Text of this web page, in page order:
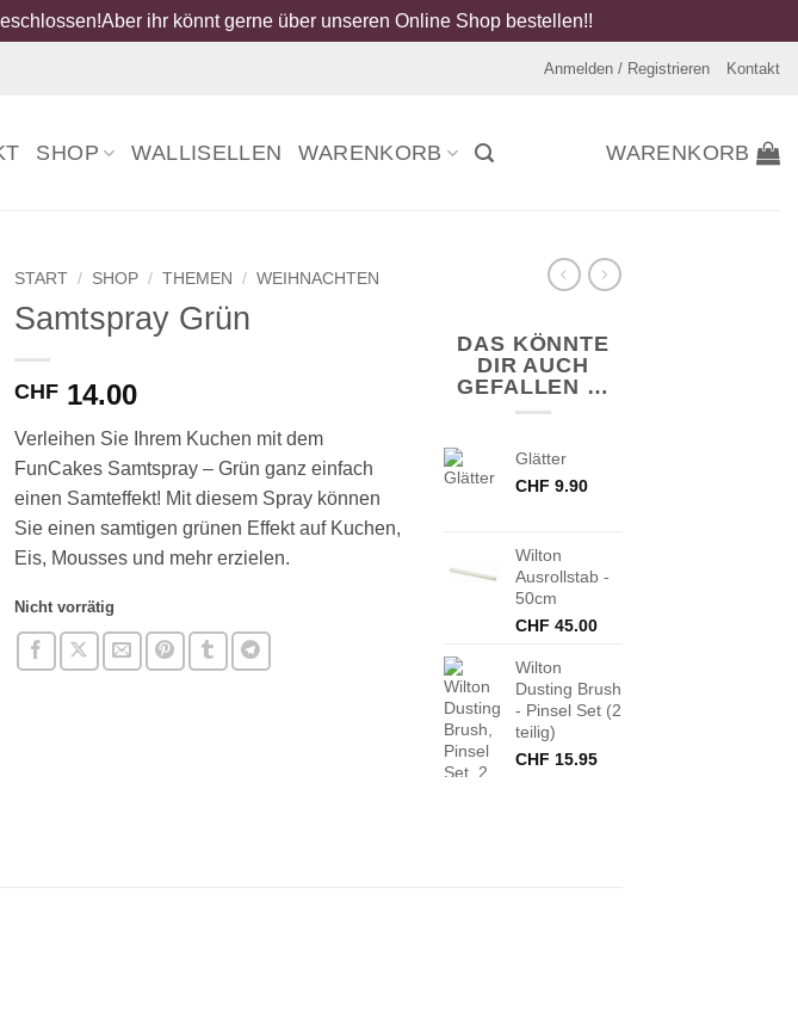
ihr könnt gerne über unseren Online Shop bestellen!!
Anmelden / Registrieren Kontakt
SHOP WALLISELLEN WARENKORB WARENKORB
START / SHOP / THEMEN / WEIHNACHTEN
Samtspray Grün
CHF 14.00
Verleihen Sie Ihrem Kuchen mit dem
FunCakes Samtspray – Grün ganz einfach
einen Samteffekt! Mit diesem Spray können
Sie einen samtigen grünen Effekt auf Kuchen,
Eis, Mousses und mehr erzielen.
Nicht vorrätig
DAS KÖNNTE
DIR AUCH
GEFALLEN …
Glätter
CHF 9.90
Wilton
Ausrollstab -
50cm
CHF 45.00
Wilton
Dusting Brush
- Pinsel Set (2
teilig)
CHF 15.95